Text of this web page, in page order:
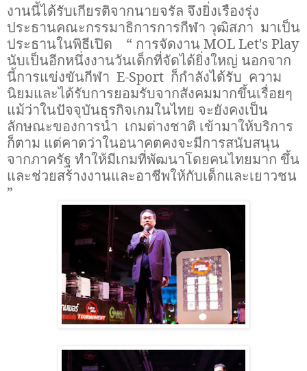
งานนี้ได้รับเกียรติจากนายจรัล จึงยิ่งเรืองรุ่ง
ประธานคณะกรรมาธิการการกีฬา วุฒิสภา มาเป็น
ประธานในพิธีเปิด “ การจัดงาน MOL Let's Play
นับเป็นอีกหนึ่งงานวันเด็กที่จัดได้ยิ่งใหญ่ นอกจาก
นี้การแข่งขันกีฬา E-Sport ก็กำลังได้รับ ความ
นิยมและได้รับการยอมรับจากสังคมมากขึ้นเรื่อยๆ
แม้ว่าในปัจจุบันธุรกิจเกมในไทย จะยังคงเป็น
ลักษณะของการนำ เกมต่างชาติ เข้ามาให้บริการ
ก็ตาม แต่คาดว่าในอนาคตคงจะมีการสนับสนุน
จากภาครัฐ ทำให้มีเกมที่พัฒนาโดยคนไทยมาก ขึ้น
และช่วยสร้างงานและอาชีพให้กับเด็กและเยาวชน
”